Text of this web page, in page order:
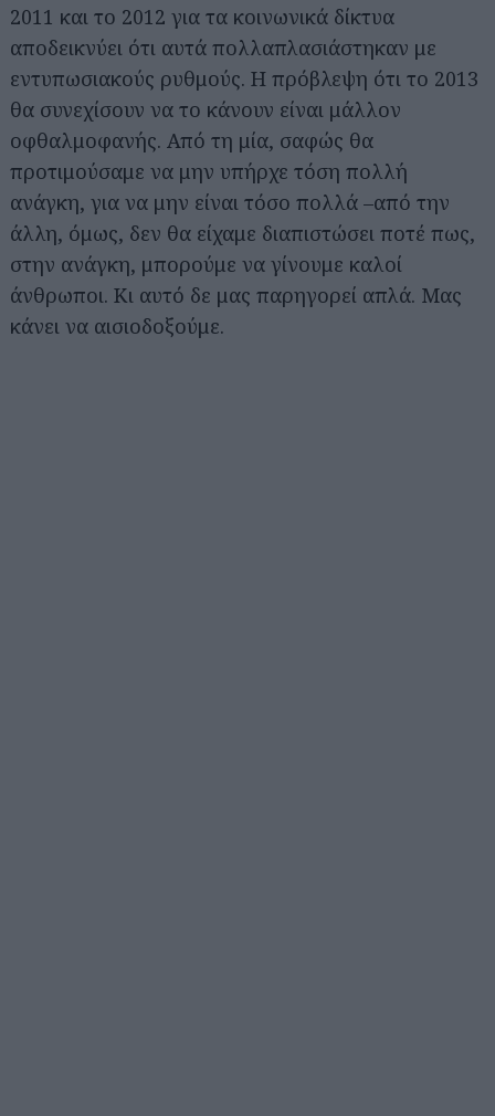
2011 και το 2012 για τα κοινωνικά δίκτυα
αποδεικνύει ότι αυτά πολλαπλασιάστηκαν με
εντυπωσιακούς ρυθμούς. Η πρόβλεψη ότι το 2013
θα συνεχίσουν να το κάνουν είναι μάλλον
οφθαλμοφανής. Από τη μία, σαφώς θα
προτιμούσαμε να μην υπήρχε τόση πολλή
ανάγκη, για να μην είναι τόσο πολλά –από την
άλλη, όμως, δεν θα είχαμε διαπιστώσει ποτέ πως,
στην ανάγκη, μπορούμε να γίνουμε καλοί
άνθρωποι. Κι αυτό δε μας παρηγορεί απλά. Μας
κάνει να αισιοδοξούμε.